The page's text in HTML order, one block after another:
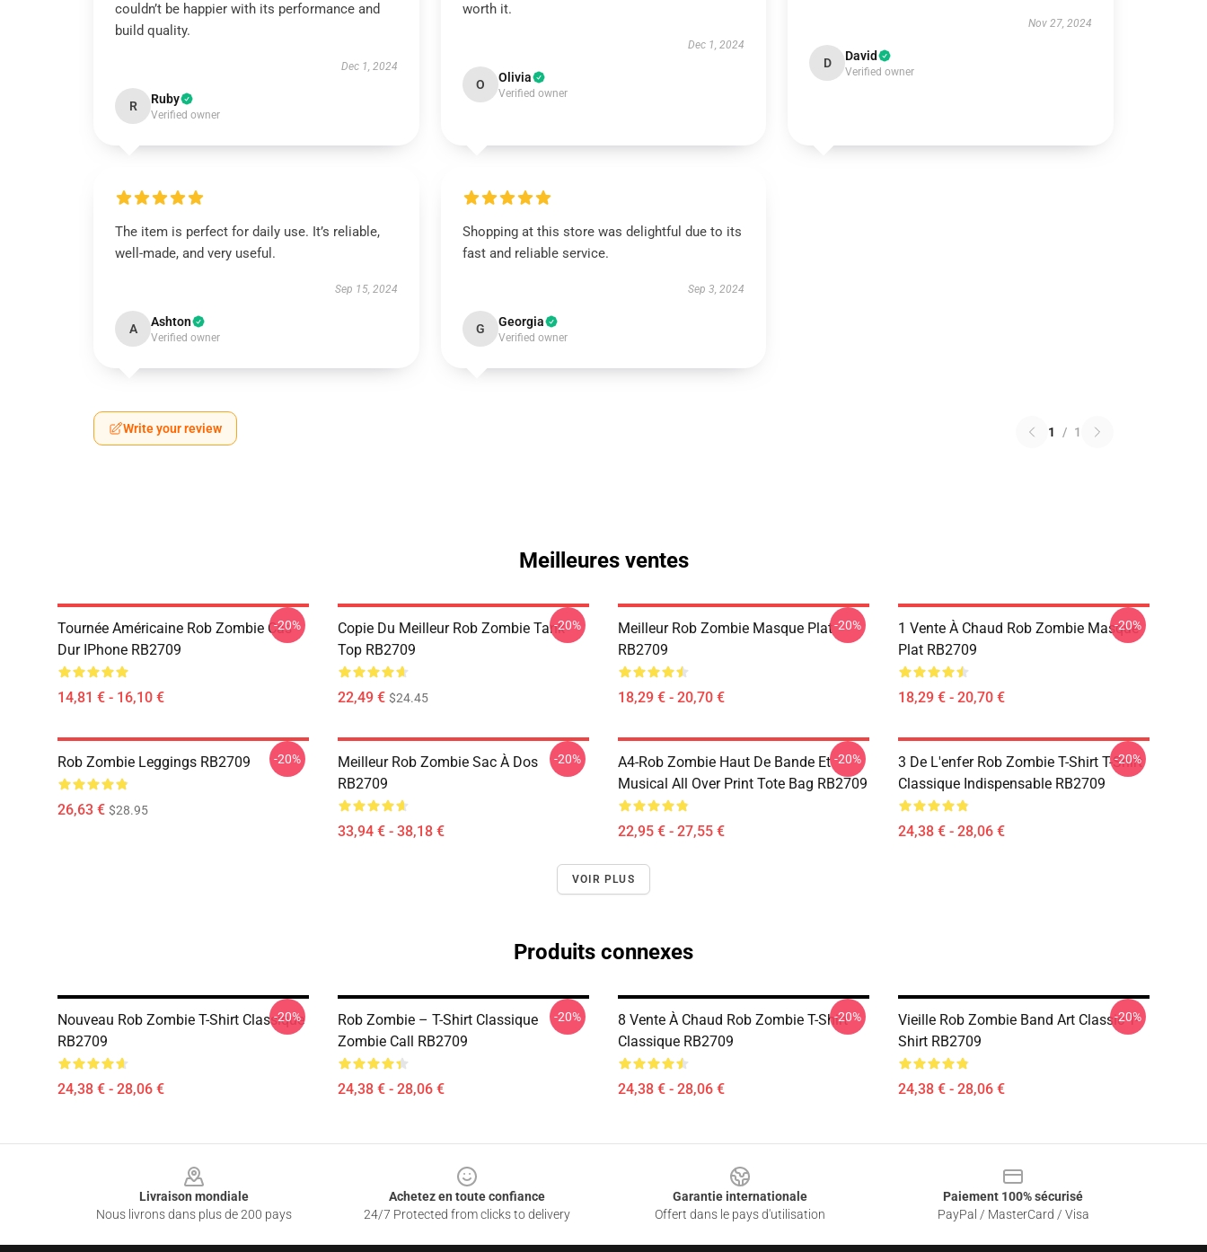
couldn’t be happier with its performance and
build quality.
Dec 1, 2024
R Ruby
Verified owner
worth it.
Dec 1, 2024
O Olivia
Verified owner
Nov 27, 2024
D David
Verified owner
The item is perfect for daily use. It’s reliable,
well-made, and very useful.
Sep 15, 2024
A Ashton
Verified owner
Shopping at this store was delightful due to its
fast and reliable service.
Sep 3, 2024
G Georgia
Verified owner
Write your review 1 / 1
Meilleures ventes
Tournée Américaine Rob Zombie Cas
Dur IPhone RB2709
14,81 € - 16,10 €
-20%
Copie Du Meilleur Rob Zombie Tank
Top RB2709
22,49 € $24.45
-20%
Meilleur Rob Zombie Masque Plat
RB2709
18,29 € - 20,70 €
-20%
1 Vente À Chaud Rob Zombie Masque
Plat RB2709
18,29 € - 20,70 €
-20%
Rob Zombie Leggings RB2709
26,63 € $28.95
-20%
Meilleur Rob Zombie Sac À Dos
RB2709
33,94 € - 38,18 €
-20%
A4-Rob Zombie Haut De Bande Et
Musical All Over Print Tote Bag RB2709
22,95 € - 27,55 €
-20%
3 De L'enfer Rob Zombie T-Shirt T-Shirt
Classique Indispensable RB2709
24,38 € - 28,06 €
-20%
VOIR PLUS
Produits connexes
Nouveau Rob Zombie T-Shirt Classique
RB2709
24,38 € - 28,06 €
-20%
Rob Zombie – T-Shirt Classique
Zombie Call RB2709
24,38 € - 28,06 €
-20%
8 Vente À Chaud Rob Zombie T-Shirt
Classique RB2709
24,38 € - 28,06 €
-20%
Vieille Rob Zombie Band Art Classic T-
Shirt RB2709
24,38 € - 28,06 €
-20%
Livraison mondiale
Nous livrons dans plus de 200 pays
Achetez en toute confiance
24/7 Protected from clicks to delivery
Garantie internationale
Offert dans le pays d'utilisation
Paiement 100% sécurisé
PayPal / MasterCard / Visa